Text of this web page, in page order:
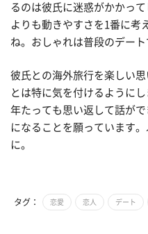
るのは彼氏に迷惑がかかっ
よりも動きやすさを1番に考
ね。おしゃれは普段のデート
彼氏との海外旅行を楽しい
とは特に気を付けるように
年たっても思い返して話が
になることを願っています
に。
タグ： 恋愛 恋人 デート